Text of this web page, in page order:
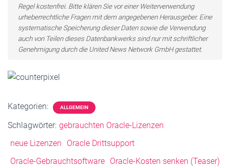
Regel kostenfrei. Bitte klären Sie vor einer Weiterverwendung
urheberrechtliche Fragen mit dem angegebenen Herausgeber. Eine
systematische Speicherung dieser Daten sowie die Verwendung
auch von Teilen dieses Datenbankwerks sind nur mit schriftlicher
Genehmigung durch die United News Network GmbH gestattet.
Kategorien: ALLGEMEIN
Schlagwörter: gebrauchten Oracle-Lizenzen
neue Lizenzen
Oracle Drittsupport
Oracle-Gebrauchtsoftware Oracle-Kosten senken (Teaser)